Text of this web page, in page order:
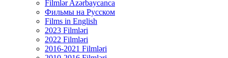
Filmlər Azərbaycanca
Фильмы на Русском
Films in English
2023 Filmləri
2022 Filmləri
2016-2021 Filmləri